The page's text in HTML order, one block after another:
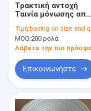
Τρακτική αντοχή
Ταινία μόνωσης από
τύπου παραφίνης
ίνες γυαλιού 0,13
mm 30m ρολό
Τιμή:basing on size and quantity
MOQ:200 ρολά
Λάβετε την πιο
Επικοινωνήστε